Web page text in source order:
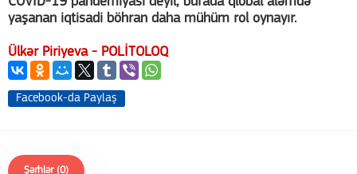
yaşanan iqtisadi böhran daha mühüm rol oynayır.
Ülkər Piriyeva - POLİTOLOQ
Facebook-da Paylaş
Şərhlər (0)